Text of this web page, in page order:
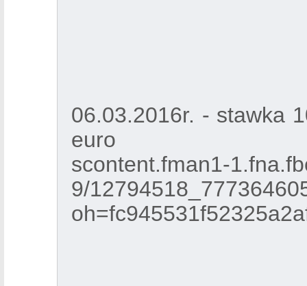
06.03.2016r. - stawka
euro
scontent.fman1-
9/